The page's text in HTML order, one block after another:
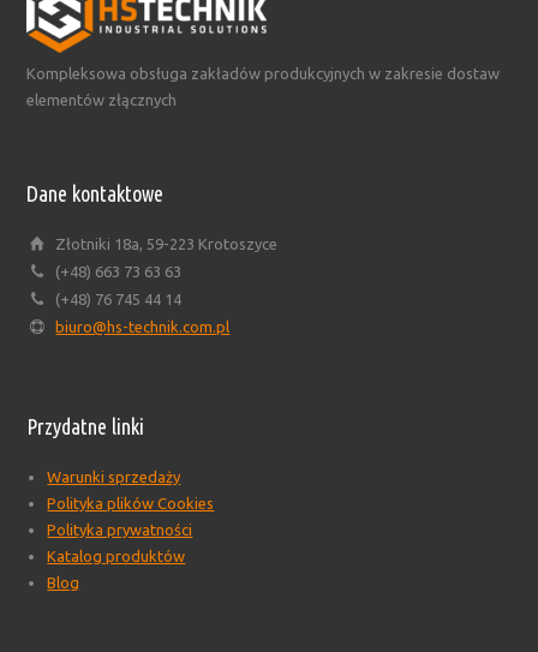
Kompleksowa obsługa zakładów produkcyjnych w zakresie dostaw
elementów złącznych
Dane kontaktowe
Złotniki 18a, 59-223 Krotoszyce
(+48) 663 73 63 63
(+48) 76 745 44 14
biuro@hs-technik.com.pl
Przydatne linki
Warunki sprzedaży
Polityka plików Cookies
Polityka prywatności
Katalog produktów
Blog